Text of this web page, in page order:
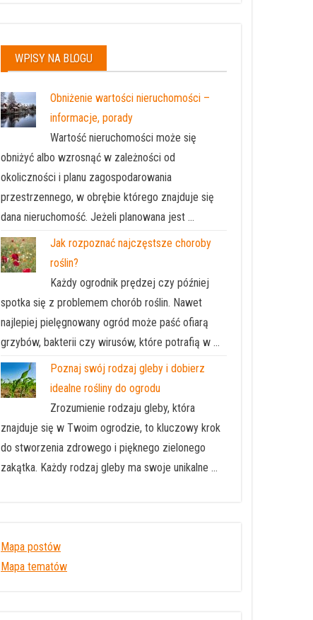
WPISY NA BLOGU
Obniżenie wartości nieruchomości –
informacje, porady
Wartość nieruchomości może się
obniżyć albo wzrosnąć w zależności od
okoliczności i planu zagospodarowania
przestrzennego, w obrębie którego znajduje się
dana nieruchomość. Jeżeli planowana jest …
Jak rozpoznać najczęstsze choroby
roślin?
Każdy ogrodnik prędzej czy później
spotka się z problemem chorób roślin. Nawet
najlepiej pielęgnowany ogród może paść ofiarą
grzybów, bakterii czy wirusów, które potrafią w …
Poznaj swój rodzaj gleby i dobierz
idealne rośliny do ogrodu
Zrozumienie rodzaju gleby, która
znajduje się w Twoim ogrodzie, to kluczowy krok
do stworzenia zdrowego i pięknego zielonego
zakątka. Każdy rodzaj gleby ma swoje unikalne …
Mapa postów
Mapa tematów